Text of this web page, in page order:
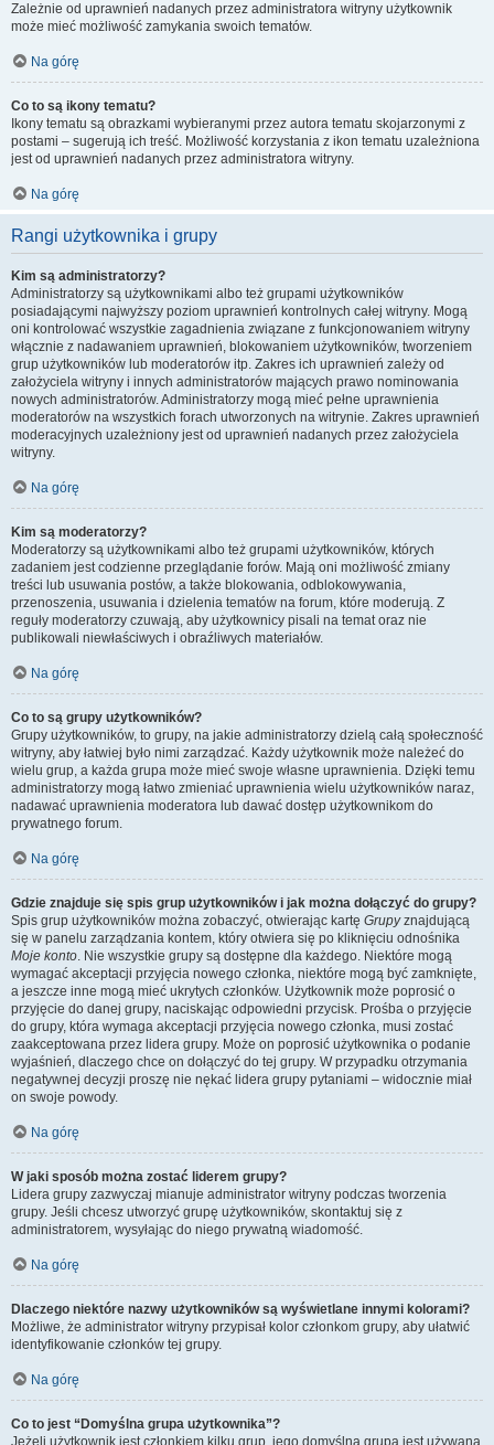
Zależnie od uprawnień nadanych przez administratora witryny użytkownik
może mieć możliwość zamykania swoich tematów.
Na górę
Co to są ikony tematu?
Ikony tematu są obrazkami wybieranymi przez autora tematu skojarzonymi z
postami – sugerują ich treść. Możliwość korzystania z ikon tematu uzależniona
jest od uprawnień nadanych przez administratora witryny.
Na górę
Rangi użytkownika i grupy
Kim są administratorzy?
Administratorzy są użytkownikami albo też grupami użytkowników
posiadającymi najwyższy poziom uprawnień kontrolnych całej witryny. Mogą
oni kontrolować wszystkie zagadnienia związane z funkcjonowaniem witryny
włącznie z nadawaniem uprawnień, blokowaniem użytkowników, tworzeniem
grup użytkowników lub moderatorów itp. Zakres ich uprawnień zależy od
założyciela witryny i innych administratorów mających prawo nominowania
nowych administratorów. Administratorzy mogą mieć pełne uprawnienia
moderatorów na wszystkich forach utworzonych na witrynie. Zakres uprawnień
moderacyjnych uzależniony jest od uprawnień nadanych przez założyciela
witryny.
Na górę
Kim są moderatorzy?
Moderatorzy są użytkownikami albo też grupami użytkowników, których
zadaniem jest codzienne przeglądanie forów. Mają oni możliwość zmiany
treści lub usuwania postów, a także blokowania, odblokowywania,
przenoszenia, usuwania i dzielenia tematów na forum, które moderują. Z
reguły moderatorzy czuwają, aby użytkownicy pisali na temat oraz nie
publikowali niewłaściwych i obraźliwych materiałów.
Na górę
Co to są grupy użytkowników?
Grupy użytkowników, to grupy, na jakie administratorzy dzielą całą społeczność
witryny, aby łatwiej było nimi zarządzać. Każdy użytkownik może należeć do
wielu grup, a każda grupa może mieć swoje własne uprawnienia. Dzięki temu
administratorzy mogą łatwo zmieniać uprawnienia wielu użytkowników naraz,
nadawać uprawnienia moderatora lub dawać dostęp użytkownikom do
prywatnego forum.
Na górę
Gdzie znajduje się spis grup użytkowników i jak można dołączyć do grupy?
Spis grup użytkowników można zobaczyć, otwierając kartę Grupyznajdującą
się w panelu zarządzania kontem, który otwiera się po kliknięciu odnośnika
Moje konto. Nie wszystkie grupy są dostępne dla każdego. Niektóre mogą
wymagać akceptacji przyjęcia nowego członka, niektóre mogą być zamknięte,
a jeszcze inne mogą mieć ukrytych członków. Użytkownik może poprosić o
przyjęcie do danej grupy, naciskając odpowiedni przycisk. Prośba o przyjęcie
do grupy, która wymaga akceptacji przyjęcia nowego członka, musi zostać
zaakceptowana przez lidera grupy. Może on poprosić użytkownika o podanie
wyjaśnień, dlaczego chce on dołączyć do tej grupy. W przypadku otrzymania
negatywnej decyzji proszę nie nękać lidera grupy pytaniami – widocznie miał
on swoje powody.
Na górę
W jaki sposób można zostać liderem grupy?
Lidera grupy zazwyczaj mianuje administrator witryny podczas tworzenia
grupy. Jeśli chcesz utworzyć grupę użytkowników, skontaktuj się z
administratorem, wysyłając do niego prywatną wiadomość.
Na górę
Dlaczego niektóre nazwy użytkowników są wyświetlane innymi kolorami?
Możliwe, że administrator witryny przypisał kolor członkom grupy, aby ułatwić
identyfikowanie członków tej grupy.
Na górę
Co to jest “Domyślna grupa użytkownika”?
Jeżeli użytkownik jest członkiem kilku grup, jego domyślna grupa jest używana